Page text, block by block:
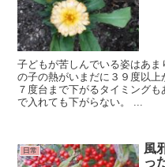
子どもが苦しんでいる姿はあ
の子の熱がいまだに３９度以
７度台まで下がるタイミング
で入れても下がらない。 ...
日常
風
っ